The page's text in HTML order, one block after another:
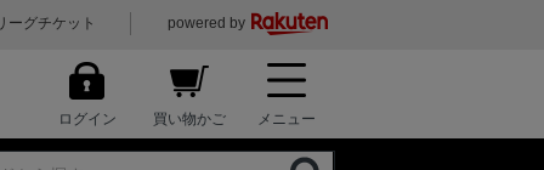
ーグチケット powered by
ログイン 買い物かご メニュー